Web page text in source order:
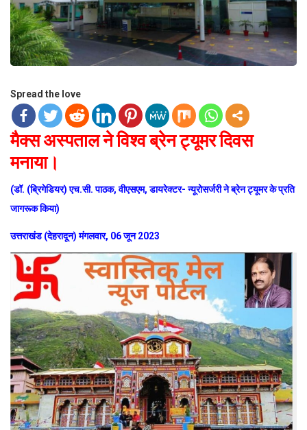
Spread the love
मैक्स अस्पताल ने विश्व ब्रेन ट्यूमर दिवस
मनाया।
(डॉ. (ब्रिगेडियर) एच.सी. पाठक, वीएसएम, डायरेक्टर- न्यूरोसर्जरी ने ब्रेन ट्यूमर के प्रति
जागरूक किया)
उत्तराखंड (देहरादून) मंगलवार, 06 जून 2023